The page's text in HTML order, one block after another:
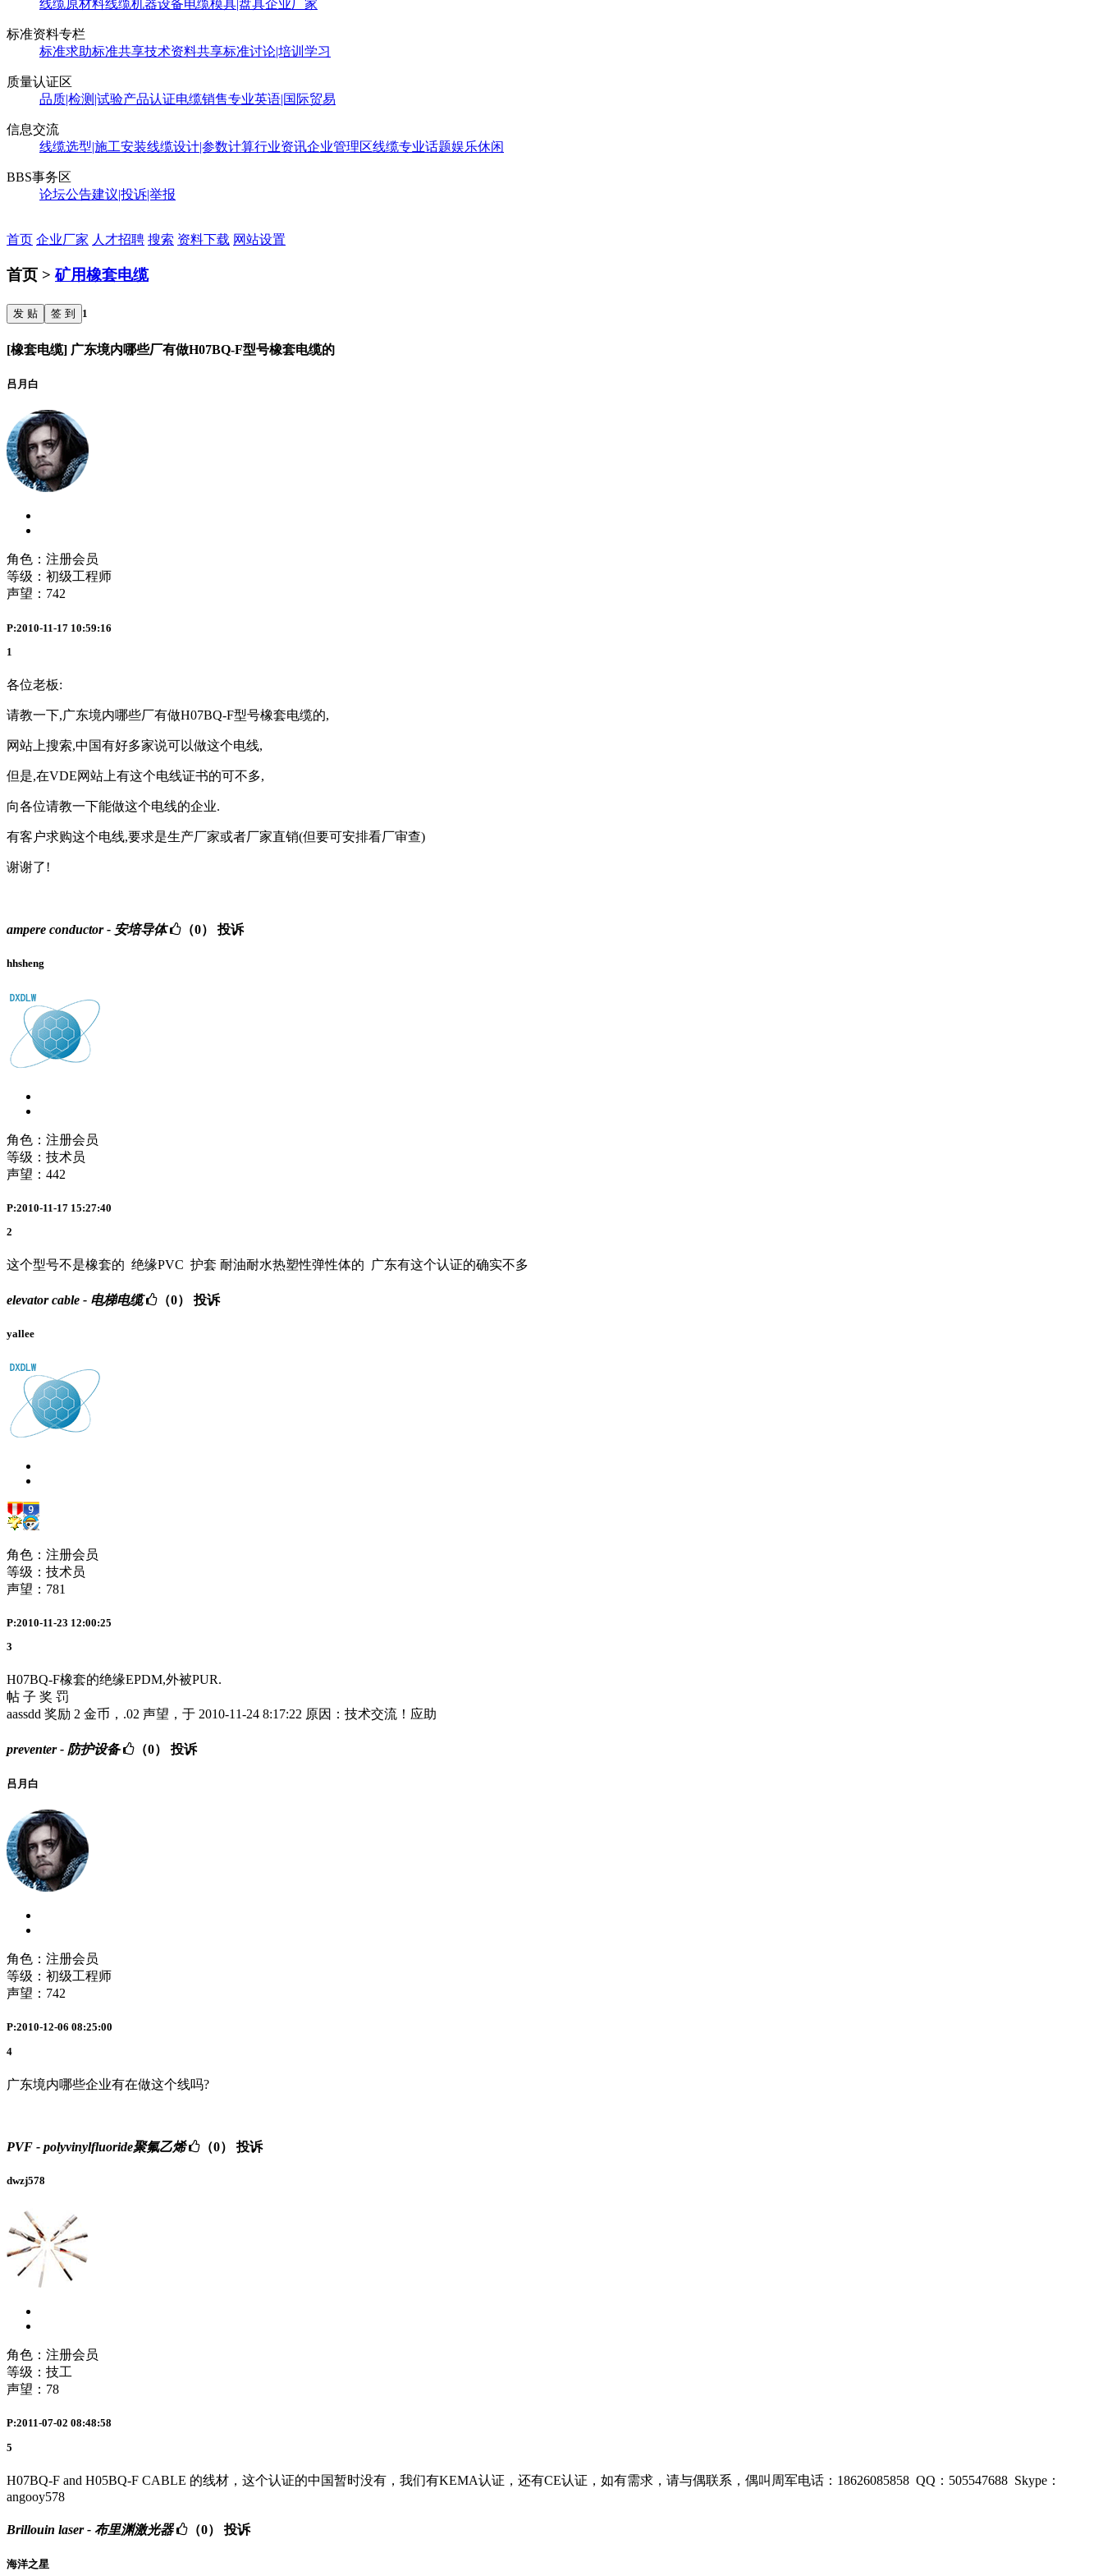
线缆原材料线缆机器设备电缆模具|盘具企业厂家
标准资料专栏
标准求助标准共享技术资料共享标准讨论|培训学习
质量认证区
品质|检测|试验产品认证电缆销售专业英语|国际贸易
信息交流
线缆选型|施工安装线缆设计|参数计算行业资讯企业管理区线缆专业话题娱乐休闲
BBS事务区
论坛公告建议|投诉|举报
首页 企业厂家 人才招聘 搜索 资料下载 网站设置
首页 >矿用橡套电缆
发 贴 签 到 1
[橡套电缆] 广东境内哪些厂有做H07BQ-F型号橡套电缆的
吕月白
角色：注册会员
等级：初级工程师
声望： 742
P:2010-11-17 10:59:16
1
各位老板:
请教一下,广东境内哪些厂有做H07BQ-F型号橡套电缆的,
网站上搜索,中国有好多家说可以做这个电线,
但是,在VDE网站上有这个电线证书的可不多,
向各位请教一下能做这个电线的企业.
有客户求购这个电线,要求是生产厂家或者厂家直销(但要可安排看厂审查)
谢谢了!
ampere conductor - 安培导体 （0） 投诉
hhsheng
角色：注册会员
等级：技术员
声望： 442
P:2010-11-17 15:27:40
2
这个型号不是橡套的 绝缘PVC 护套 耐油耐水热塑性弹性体的 广东有这个认证的确实不多
elevator cable - 电梯电缆 （0） 投诉
yallee
角色：注册会员
等级：技术员
声望： 781
P:2010-11-23 12:00:25
3
H07BQ-F橡套的绝缘EPDM,外被PUR.
帖 子 奖 罚
aassdd 奖励 2 金币，.02 声望，于 2010-11-24 8:17:22 原因：技术交流！应助
preventer - 防护设备 （0） 投诉
吕月白
角色：注册会员
等级：初级工程师
声望： 742
P:2010-12-06 08:25:00
4
广东境内哪些企业有在做这个线吗?
PVF - polyvinylfluoride聚氟乙烯 （0） 投诉
dwzj578
角色：注册会员
等级：技工
声望： 78
P:2011-07-02 08:48:58
5
H07BQ-F and H05BQ-F CABLE 的线材，这个认证的中国暂时没有，我们有KEMA认证，还有CE认证，如有需求，请与偶联系，偶叫周军电话：18626085858 QQ：505547688 Skype：
angooy578
Brillouin laser - 布里渊激光器 （0） 投诉
海洋之星